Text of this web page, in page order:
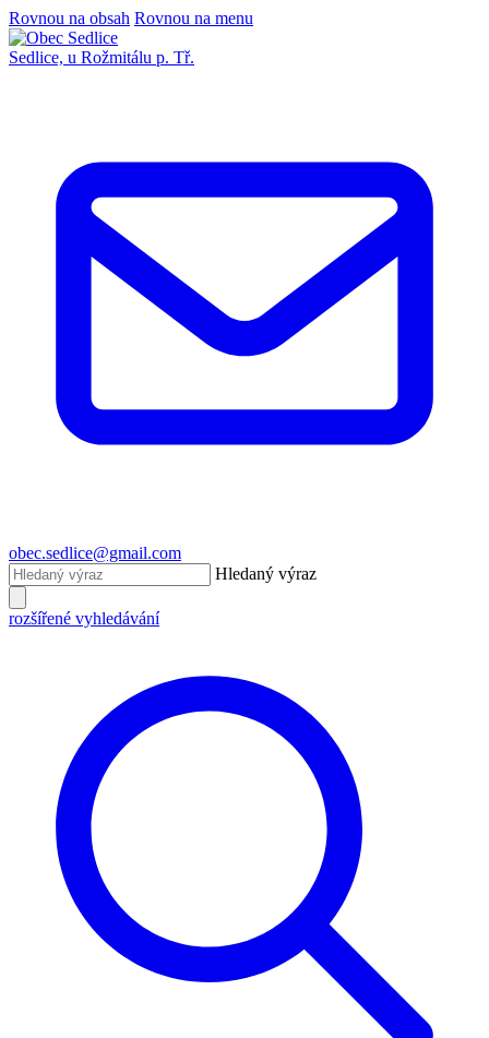
Rovnou na obsah Rovnou na menu
Sedlice, u Rožmitálu p. Tř.
obec.sedlice@gmail.com
Hledaný výraz
rozšířené vyhledávání